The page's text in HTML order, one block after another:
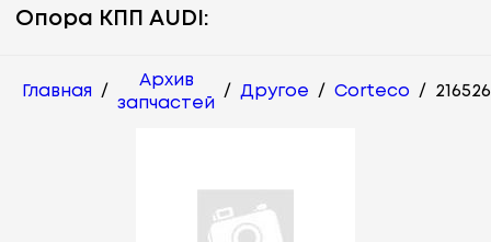
Опора КПП AUDI:
Главная /
Архив
запчастей
/ Другое / Corteco /